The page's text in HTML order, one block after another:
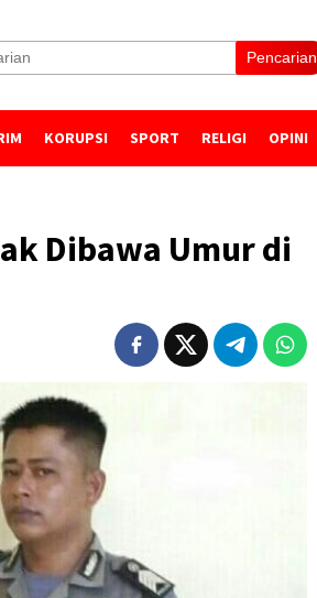
Pencarian
KORUPSI SPORT RELIGI OPINI
Dibawa Umur di